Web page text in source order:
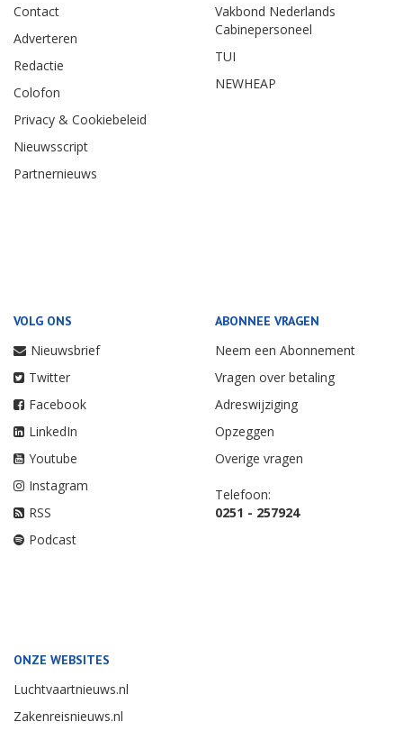
Contact
Adverteren
Redactie
Colofon
Privacy & Cookiebeleid
Nieuwsscript
Partnernieuws
Vakbond Nederlands
Cabinepersoneel
TUI
NEWHEAP
VOLG ONS
Nieuwsbrief
Twitter
Facebook
LinkedIn
Youtube
Instagram
RSS
Podcast
ABONNEE VRAGEN
Neem een Abonnement
Vragen over betaling
Adreswijziging
Opzeggen
Overige vragen
Telefoon:
0251 - 257924
ONZE WEBSITES
Luchtvaartnieuws.nl
Zakenreisnieuws.nl